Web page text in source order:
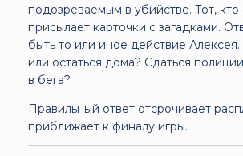
подозреваемым в убийстве. Тот, кто
присылает карточки с загадками.
быть то или иное действие
или остаться дома? Сдаться
в бега?
Правильный ответ отсрочивает
приближает к финалу игры.